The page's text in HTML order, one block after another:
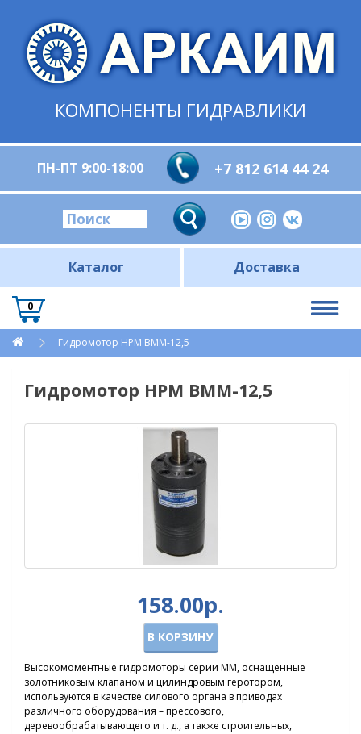
КОМПОНЕНТЫ ГИДРАВЛИКИ
ПН-ПТ 9:00-18:00 +7 812 614 44 24
Каталог Доставка
0
Гидромотор HPM BMM-12,5
Гидромотор HPM BMM-12,5
158.00р.
В КОРЗИНУ
Высокомоментные гидромоторы серии ММ, оснащенные
золотниковым клапаном и цилиндровым геротором,
используются в качестве силового органа в приводах
различного оборудования – прессового,
деревообрабатывающего и т. д., а также строительных,